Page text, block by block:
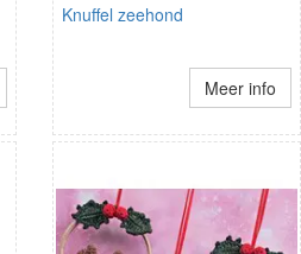
Knuffel zeehond
Meer info